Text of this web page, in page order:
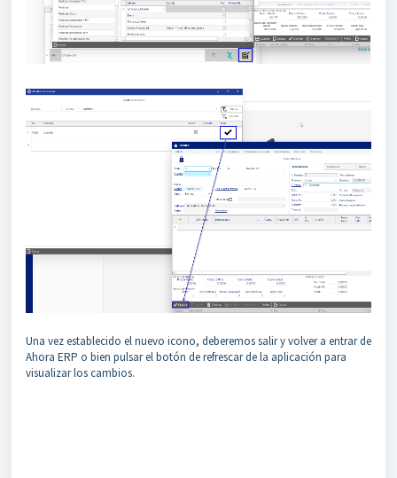
Una vez establecido el nuevo icono, deberemos salir y volver a entrar de
Ahora ERP o bien pulsar el botón de refrescar de la aplicación para
visualizar los cambios.